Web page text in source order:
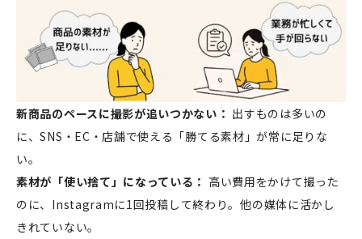
新商品のペースに撮影が追いつかない： 出すものは多いの
に、SNS・EC・店舗で使える「勝てる素材」が常に足りな
い。
素材が「使い捨て」になっている： 高い費用をかけて撮った
のに、Instagramに1回投稿して終わり。他の媒体に活かし
きれていない。